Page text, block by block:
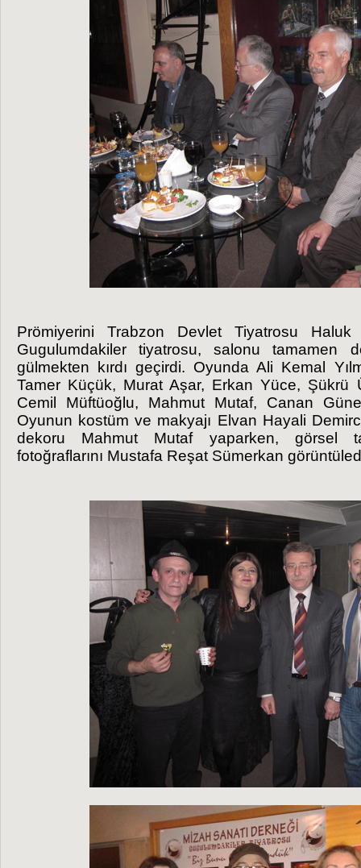
Prömiyerini Trabzon Devlet Tiyatrosu
Gugulumdakiler tiyatrosu, salonu tamamen
gülmekten kırdı geçirdi. Oyunda Ali Kemal
Tamer Küçük, Murat Aşar, Erkan Yüce, Şükrü
Cemil Müftüoğlu, Mahmut Mutaf, Canan
Oyunun kostüm ve makyajı Elvan Hayali
dekoru Mahmut Mutaf yaparken, görsel
fotoğraflarını Mustafa Reşat Sümerkan